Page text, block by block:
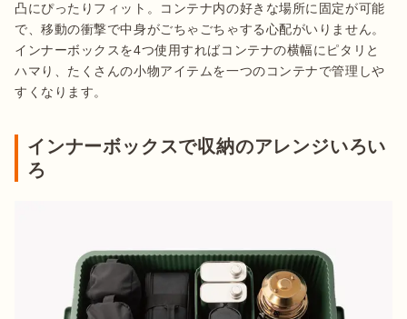
凸にぴったりフィット。コンテナ内の好きな場所に固定が可能
で、移動の衝撃で中身がごちゃごちゃする心配がいりません。
インナーボックスを4つ使用すればコンテナの横幅にピタリと
ハマり、たくさんの小物アイテムを一つのコンテナで管理しや
すくなります。
インナーボックスで収納のアレンジいろい
ろ